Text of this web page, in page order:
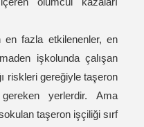
etkilenenler, en
işkolunda çalışan
riskleri gereğiyle taşeron
yerlerdir. Ama
taşeron işçiliği sırf